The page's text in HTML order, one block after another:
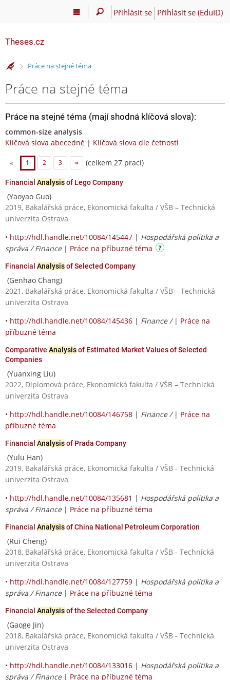
Přihlásit se Přihlásit se (EduID)
Theses.cz
>Práce na stejné téma
Práce na stejné téma
Práce na stejné téma (mají shodná klíčová slova):
common-size analysis
Klíčová slova abecedně | Klíčová slova dle četnosti
« 1 2 3 » (celkem 27 prací)
Financial Analysisof Lego Company
(Yaoyao Guo)
2019, Bakalářská práce, Ekonomická fakulta / VŠB – Technická
univerzita Ostrava
• http://hdl.handle.net/10084/145447 | Hospodářská politika a
správa / Finance| Práce na příbuzné téma
Financial Analysisof Selected Company
(Genhao Chang)
2021, Bakalářská práce, Ekonomická fakulta / VŠB – Technická
univerzita Ostrava
• http://hdl.handle.net/10084/145436 | Finance / | Práce na
příbuzné téma
Comparative Analysisof Estimated Market Values of Selected
Companies
(Yuanxing Liu)
2022, Diplomová práce, Ekonomická fakulta / VŠB – Technická
univerzita Ostrava
• http://hdl.handle.net/10084/146758 | Finance / | Práce na
příbuzné téma
Financial Analysisof Prada Company
(Yulu Han)
2019, Bakalářská práce, Ekonomická fakulta / VŠB - Technická
univerzita Ostrava
• http://hdl.handle.net/10084/135681 | Hospodářská politika a
správa / Finance| Práce na příbuzné téma
Financial Analysisof China National Petroleum Corporation
(Rui Cheng)
2018, Bakalářská práce, Ekonomická fakulta / VŠB - Technická
univerzita Ostrava
• http://hdl.handle.net/10084/127759 | Hospodářská politika a
správa / Finance| Práce na příbuzné téma
Financial Analysisof the Selected Company
(Gaoge Jin)
2018, Bakalářská práce, Ekonomická fakulta / VŠB - Technická
univerzita Ostrava
• http://hdl.handle.net/10084/133016 | Hospodářská politika a
správa / Finance| Práce na příbuzné téma